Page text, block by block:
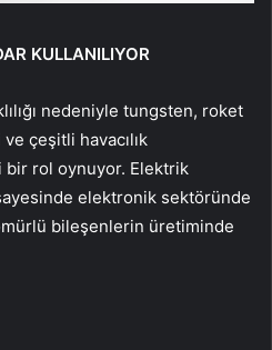
KULLANILIYOR
nedeniyle tungsten, roket
çeşitli havacılık
bir rol oynuyor. Elektrik
elektronik sektöründe
bileşenlerin üretiminde